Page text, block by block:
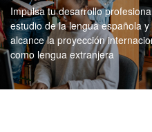
Impulsa tu desarrollo
estudio de la lengua española
alcance la proyección
como lengua extranjera